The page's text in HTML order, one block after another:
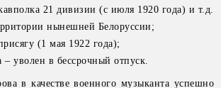
21 дивизии (с июля 1920 года) и т.д.
нынешней Белоруссии;
(1 мая 1922 года);
– уволен в бессрочный отпуск.
в качестве военного музыканта успешно